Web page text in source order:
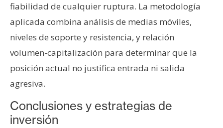
fiabilidad de cualquier ruptura. La metodología
aplicada combina análisis de medias móviles,
niveles de soporte y resistencia, y relación
volumen-capitalización para determinar que la
posición actual no justifica entrada ni salida
agresiva.
Conclusiones y estrategias de
inversión